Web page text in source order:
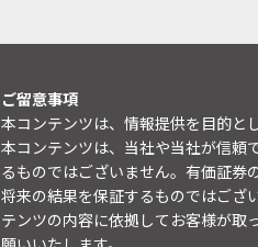
ご留意事項
本コンテンツは、情報提供を目的と
本コンテンツは、当社や当社が信頼
るものではございません。有価証券
将来の結果を保証するものではござ
テンツの内容に依拠してお客様が取